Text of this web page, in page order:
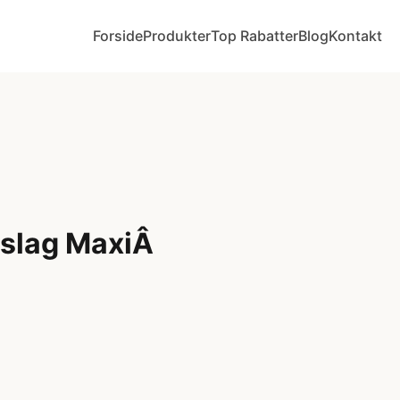
ForsideProdukterTop RabatterBlogKontakt
MaxiÂ